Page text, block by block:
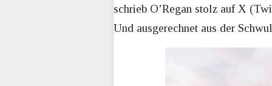
schrieb O’Regan stolz auf X
Und ausgerechnet aus der